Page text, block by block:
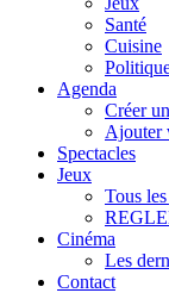
Santé
Cuisine
Agenda
Créer
Ajouter
Spectacles
Jeux
Tous
Cinéma
Les
Contact